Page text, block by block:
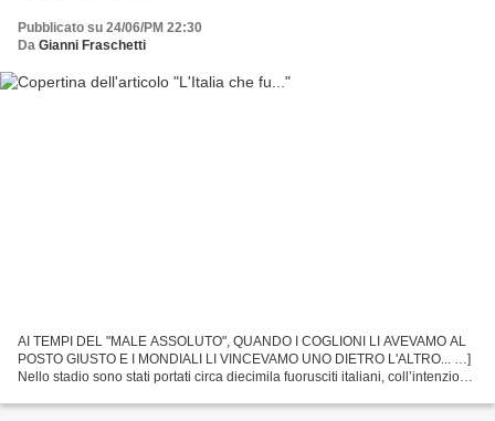
Pubblicato su 24/06/PM 22:30
Da Gianni Fraschetti
AI TEMPI DEL "MALE ASSOLUTO", QUANDO I COGLIONI LI AVEVAMO AL
POSTO GIUSTO E I MONDIALI LI VINCEVAMO UNO DIETRO L'ALTRO... …]
Nello stadio sono stati portati circa diecimila fuorusciti italiani, coll’intenzione